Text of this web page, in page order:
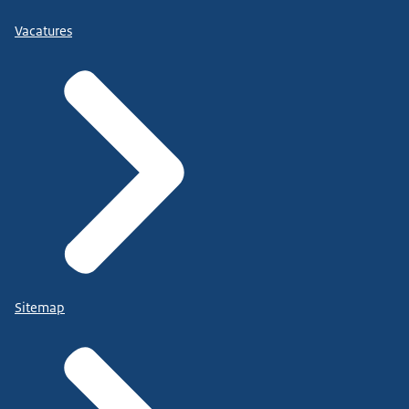
Vacatures
Sitemap